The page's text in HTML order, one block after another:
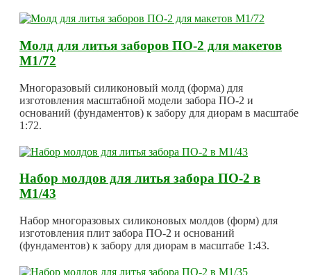
Молд для литья заборов ПО-2 для макетов
М1/72
Многоразовый силиконовый молд (форма) для
изготовления масштабной модели забора ПО-2 и
оснований (фундаментов) к забору для диорам в масштабе
1:72.
Набор молдов для литья забора ПО-2 в
М1/43
Набор многоразовых силиконовых молдов (форм) для
изготовления плит забора ПО-2 и оснований
(фундаментов) к забору для диорам в масштабе 1:43.